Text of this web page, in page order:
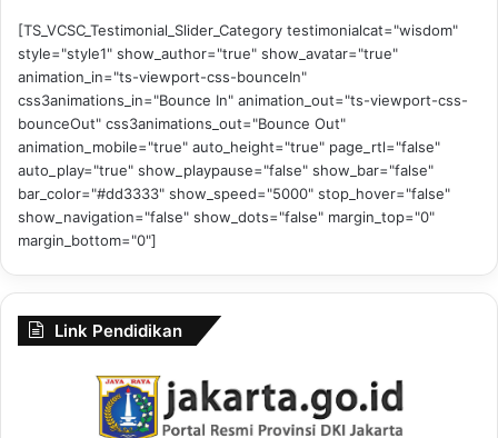
[TS_VCSC_Testimonial_Slider_Category testimonialcat="wisdom"
style="style1" show_author="true" show_avatar="true"
animation_in="ts-viewport-css-bounceIn"
css3animations_in="Bounce In" animation_out="ts-viewport-css-
bounceOut" css3animations_out="Bounce Out"
animation_mobile="true" auto_height="true" page_rtl="false"
auto_play="true" show_playpause="false" show_bar="false"
bar_color="#dd3333" show_speed="5000" stop_hover="false"
show_navigation="false" show_dots="false" margin_top="0"
margin_bottom="0"]
Link Pendidikan